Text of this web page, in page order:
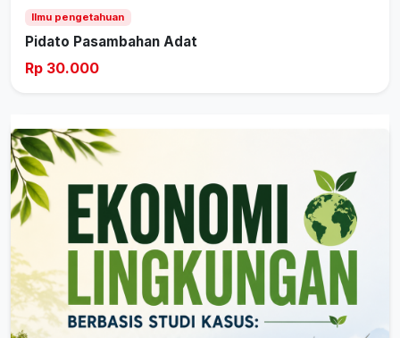
Ilmu pengetahuan
Pidato Pasambahan Adat
Rp 30.000